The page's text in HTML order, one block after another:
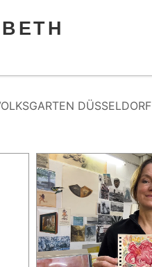
DÜSSELDORF